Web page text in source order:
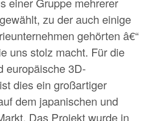
zu der auch einige
gehörten â€“
uns stolz macht. Für die
europäische 3D-
dies ein großartiger
dem japanischen und
Das Projekt wurde in